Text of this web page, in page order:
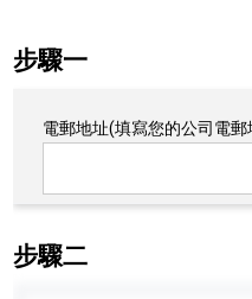
步驟一
電郵地址(填寫您的公司電
步驟二